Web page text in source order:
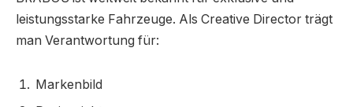
leistungsstarke Fahrzeuge. Als Creative Director trägt
man Verantwortung für:
Markenbild